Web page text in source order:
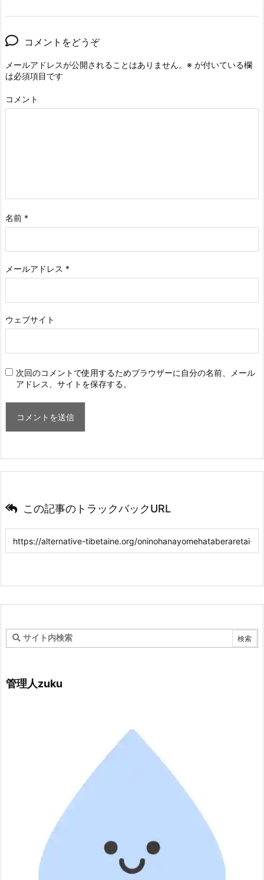
コメントをどうぞ
メールアドレスが公開されることはありません。 ※ が付いている欄
は必須項目です
コメント
名前 *
メールアドレス *
ウェブサイト
次回のコメントで使用するためブラウザーに自分の名前、メール
アドレス、サイトを保存する。
この記事のトラックバックURL
管理人zuku